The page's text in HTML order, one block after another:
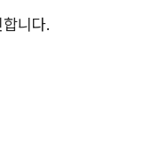
니다.